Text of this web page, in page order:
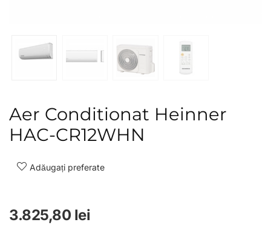
Aer Conditionat Heinner
HAC-CR12WHN
Adăugați preferate
3.825,80 lei